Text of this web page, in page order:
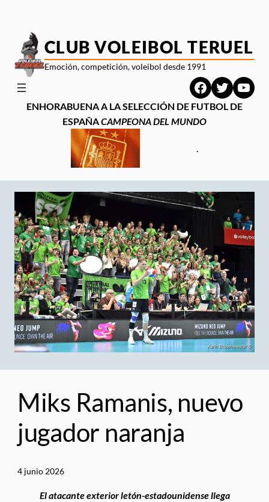
contenido CLUB VOLEIBOL TERUEL
Emoción, competición, voleibol desde 1991
Facebook
Twitter
ENHORABUENA A LA SELECCIÓN DE FUTBOL DE
ESPAÑACAMPEONA DEL MUNDO
.
Miks Ramanis, nuevo
jugador naranja
4 junio 2026
El atacante exterior letón-estadounidense llega